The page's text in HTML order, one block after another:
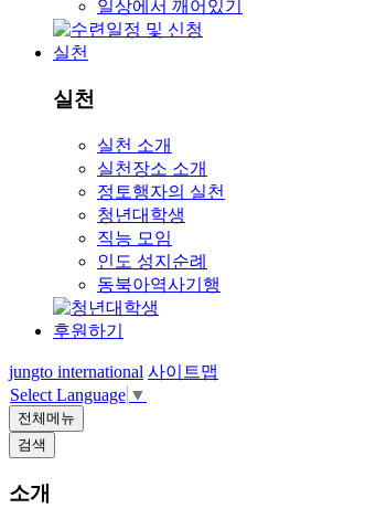
일상에서 깨어있기
실천
실천
실천 소개
실천장소 소개
정토행자의 실천
청년대학생
직능 모임
인도 성지순례
동북아역사기행
후원하기
jungto international 사이트맵
Select Language ▼
전체메뉴
검색
소개